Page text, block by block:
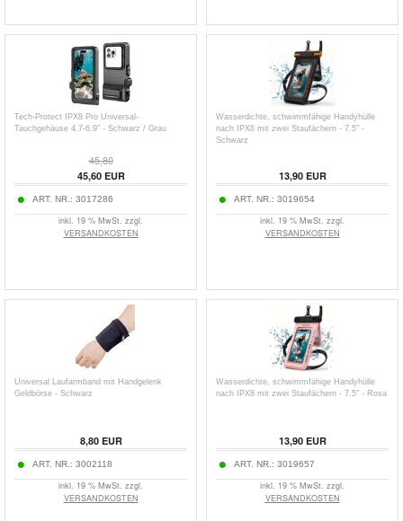
Tech-Protect IPX8 Pro Universal-
Tauchgehäuse 4.7-6.9" - Schwarz / Grau
45,80
45,60EUR
ART. NR.: 3017286
inkl. 19 % MwSt. zzgl.
VERSANDKOSTEN
Wasserdichte, schwimmfähige Handyhülle
nach IPX8 mit zwei Staufächern - 7.5" -
Schwarz
13,90EUR
ART. NR.: 3019654
inkl. 19 % MwSt. zzgl.
VERSANDKOSTEN
Universal Laufarmband mit Handgelenk
Geldbörse - Schwarz
8,80EUR
ART. NR.: 3002118
inkl. 19 % MwSt. zzgl.
VERSANDKOSTEN
Wasserdichte, schwimmfähige Handyhülle
nach IPX8 mit zwei Staufächern - 7.5" - Rosa
13,90EUR
ART. NR.: 3019657
inkl. 19 % MwSt. zzgl.
VERSANDKOSTEN